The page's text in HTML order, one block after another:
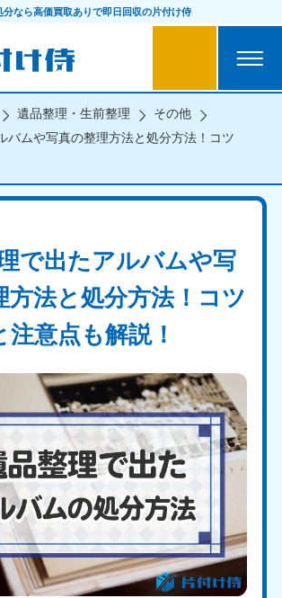
分なら高価買取ありで即日回収の片付け侍
遺品整理・生前整理
その他
バムや写真の整理方法と処分方法！コツ
で出たアルバムや写
方法と処分方法！コツ
注意点も解説！